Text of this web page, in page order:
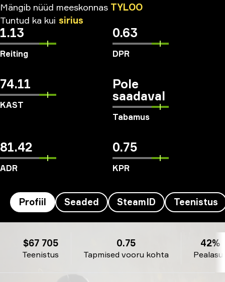
Mängib nüüd meeskonnas TYLOO
Tuntud ka kui sirius
1.13
Reiting
0.63
DPR
74.11
KAST
Pole
saadaval
Tabamus
81.42
ADR
0.75
KPR
Profiil Seaded SteamID Teenistus
Teenistus
$67 705
Tapmised vooru kohta
0.75 42%